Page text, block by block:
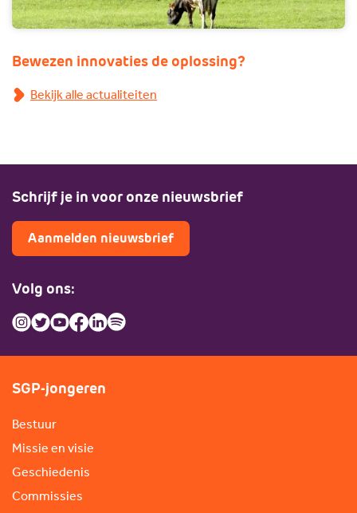
Bewezen innovaties de oplossing?
Bekijk alle actualiteiten
Schrijf je in voor onze nieuwsbrief
Aanmelden nieuwsbrief
Volg ons:
SGP-jongeren
Bestuur
Missie en visie
Geschiedenis
Commissies